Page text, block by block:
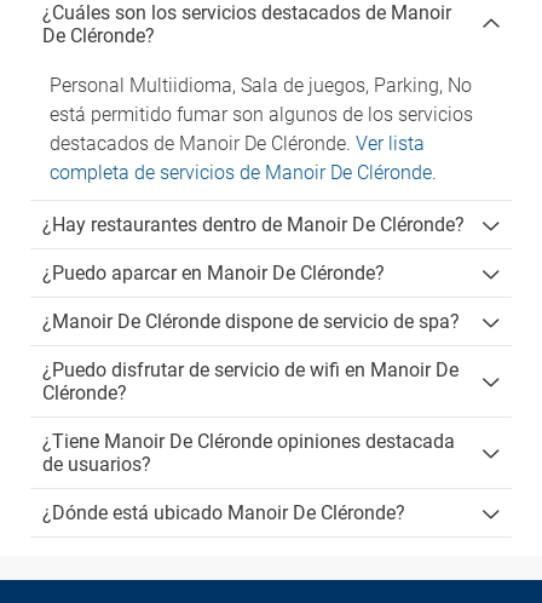
¿Cuáles son los servicios destacados de Manoir
De Cléronde?
Personal Multiidioma, Sala de juegos, Parking, No
está permitido fumar son algunos de los servicios
destacados de Manoir De Cléronde. Ver lista
completa de servicios de Manoir De Cléronde.
¿Hay restaurantes dentro de Manoir De Cléronde?
¿Puedo aparcar en Manoir De Cléronde?
¿Manoir De Cléronde dispone de servicio de spa?
¿Puedo disfrutar de servicio de wifi en Manoir De
Cléronde?
¿Tiene Manoir De Cléronde opiniones destacada
de usuarios?
¿Dónde está ubicado Manoir De Cléronde?